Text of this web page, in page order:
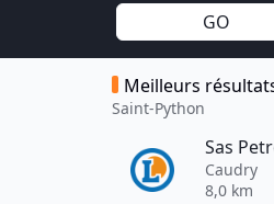
GO
Meilleurs
Saint-Python
Sas
Caudry
8,0 km